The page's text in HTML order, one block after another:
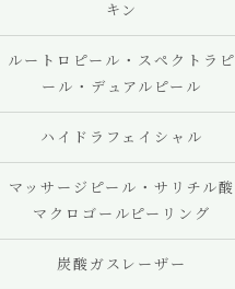
キン
ルートロピール・スペクトラピ
ール・デュアルピール
ハイドラフェイシャル
マッサージピール・サリチル酸
マクロゴールピーリング
炭酸ガスレーザー